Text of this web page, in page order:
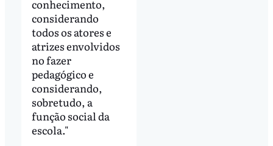
conhecimento,
considerando
todos os atores e
atrizes envolvidos
no fazer
pedagógico e
considerando,
sobretudo, a
função social da
escola."